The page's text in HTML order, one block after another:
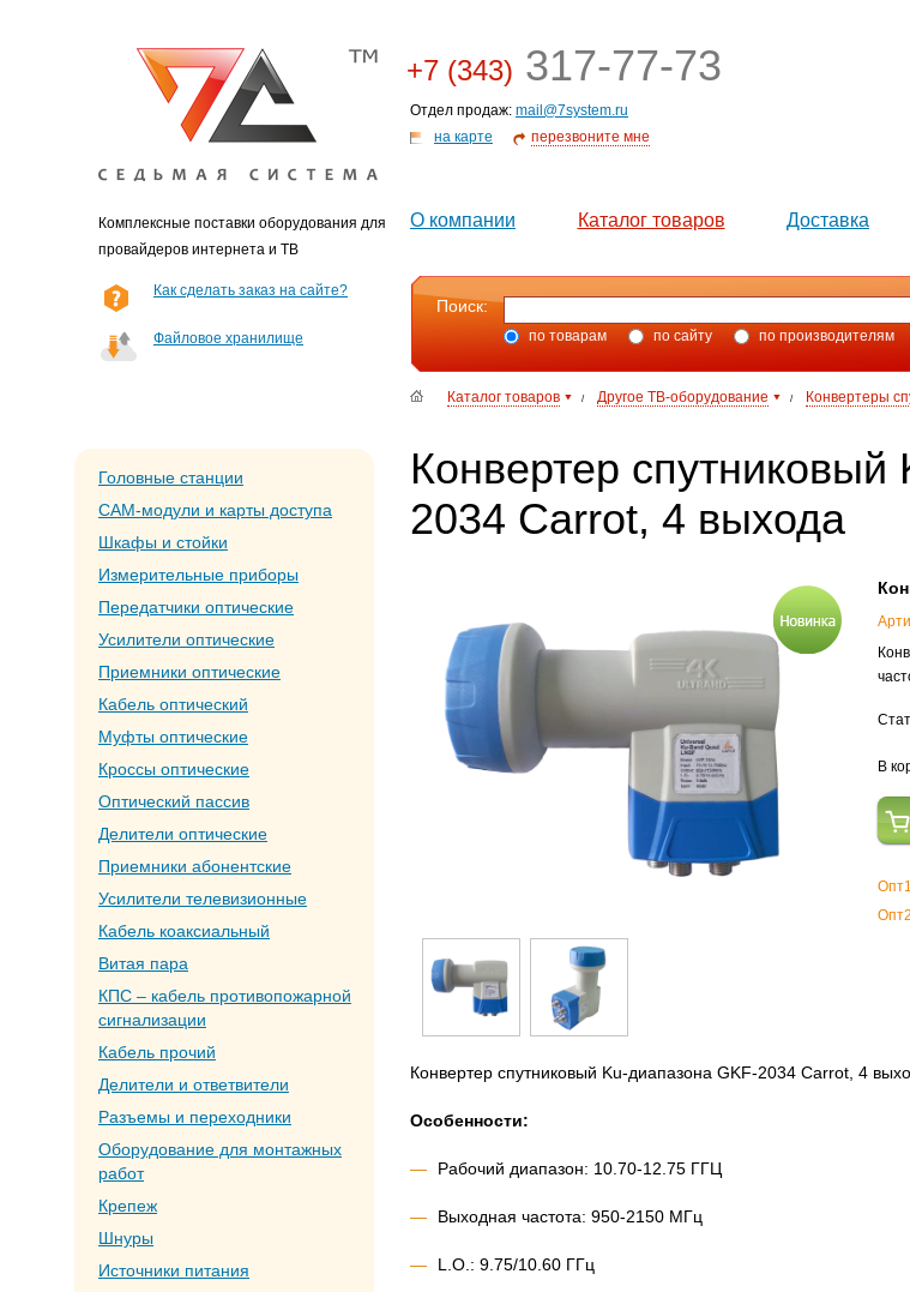
Комплексные поставки оборудования для
провайдеров интернета и ТВ
+7 (343) 317-77-73
Отдел продаж: mail@7system.ru
на карте
перезвоните мне
О компании Каталог товаров Доставка
Как сделать заказ на сайте?
Файловое хранилище
Поиск:
по товарам по сайту по производителям
Каталог товаров / Другое ТВ-оборудование / Конвертеры
Головные станции
CAM-модули и карты доступа
Шкафы и стойки
Измерительные приборы
Передатчики оптические
Усилители оптические
Приемники оптические
Кабель оптический
Муфты оптические
Кроссы оптические
Оптический пассив
Делители оптические
Приемники абонентские
Усилители телевизионные
Кабель коаксиальный
Витая пара
КПС – кабель противопожарной
сигнализации
Кабель прочий
Делители и ответвители
Разъемы и переходники
Оборудование для монтажных
работ
Крепеж
Шнуры
Источники питания
Конвертер
2034 Carrot, 4 выхода
В
Опт1
Опт2
Конвертер спутниковый Ku-диапазона GKF-2034 Carrot, 4
Особенности:
Рабочий диапазон: 10.70-12.75 ГГЦ
Выходная частота: 950-2150 МГц
L.O.: 9.75/10.60 ГГц